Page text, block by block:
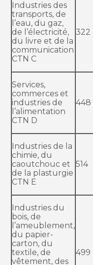
Industries des
transports, de
l’eau, du gaz,
de l’électricité,
du livre et de la
communication
CTN C
322
Services,
commerces et
industries de
l’alimentation
CTN D
448
Industries de la
chimie, du
caoutchouc et
de la plasturgie
CTN E
514
Industries du
bois, de
l’ameublement,
du papier-
carton, du
textile, de
vêtement, des
499